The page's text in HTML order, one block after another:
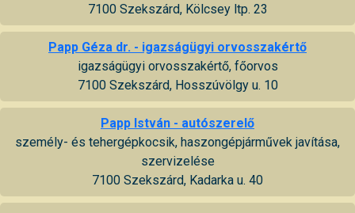
7100 Szekszárd, Kölcsey ltp. 23
Papp Géza dr. - igazságügyi orvosszakértő
igazságügyi orvosszakértő, főorvos
7100 Szekszárd, Hosszúvölgy u. 10
Papp István - autószerelő
személy- és tehergépkocsik, haszongépjárművek javítása,
szervizelése
7100 Szekszárd, Kadarka u. 40